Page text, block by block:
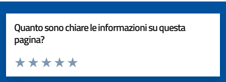
Quanto sono chiare le informazioni su questa
pagina?
Valuta da 1 a 5 stelle la pagina
Valuta 5 stelle su 5
Valuta 4 stelle su 5
Valuta 3 stelle su 5
Valuta 2 stelle su 5
Valuta 1 stelle su 5